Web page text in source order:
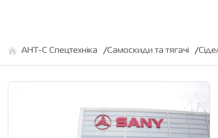
АНТ-С Спецтехніка Самоскиди та тягачі